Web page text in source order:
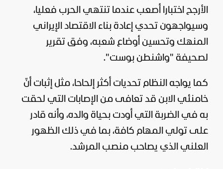
الأرجح اختبارا أصعب عندما تنتهي الحرب فعليا،
وسيواجهون تحدي إعادة بناء الاقتصاد الإيراني
المنهك وتحسين أوضاع شعبه، وفق تقرير
لصحيفة "واشنطن بوست".
كما يواجه النظام تحديات أكثر إلحاحا، مثل إثبات أنّ
خامنئي الابن قد تعافى من الإصابات التي لحقت
به في الضربة التي أودت بحياة والده، وأنه قادر
على تولي المهام كافة، بما في ذلك الظهور
العلني الذي يصاحب منصب المرشد.